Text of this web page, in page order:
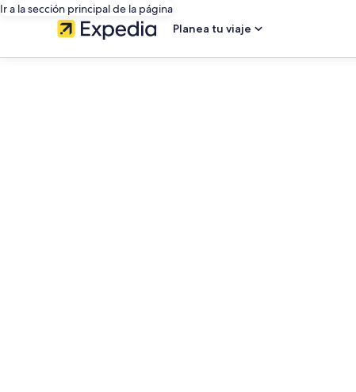
Ir a la sección principal de la página
Planea tu viaje